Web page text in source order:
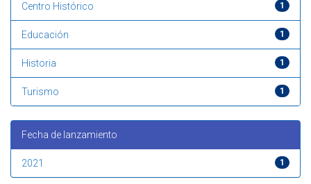
1
Centro Histórico
1
Educación
1
Historia
1
Turismo
Fecha de lanzamiento
1
2021